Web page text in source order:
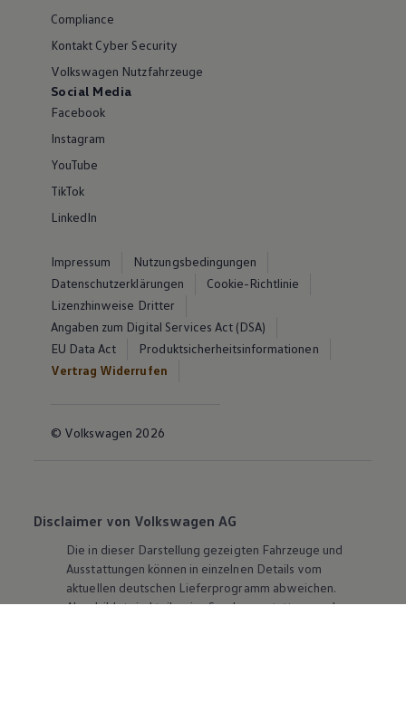
Compliance
Kontakt Cyber Security
Volkswagen Nutzfahrzeuge
Social Media
Facebook
Instagram
YouTube
TikTok
LinkedIn
Impressum
Nutzungsbedingungen
Datenschutzerklärungen
Cookie-Richtlinie
Lizenzhinweise Dritter
Angaben zum Digital Services Act (DSA)
EU Data Act
Produktsicherheitsinformationen
Vertrag Widerrufen
© Volkswagen 2026
Disclaimer von Volkswagen AG
Die in dieser Darstellung gezeigten Fahrzeuge und
Ausstattungen können in einzelnen Details vom
aktuellen deutschen Lieferprogramm abweichen.
Abgebildet sind teilweise Sonderausstattungen der